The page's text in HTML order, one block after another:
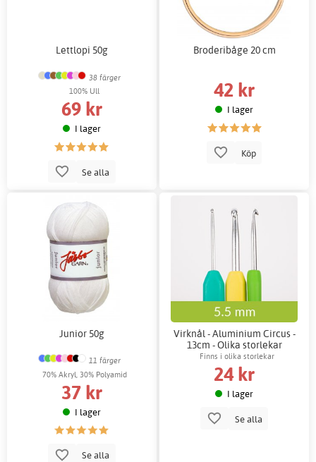
Lettlopi 50g
38 färger
100% Ull
69 kr
I lager
Se alla
Broderibåge 20 cm
42 kr
I lager
Köp
Junior 50g
11 färger
70% Akryl, 30% Polyamid
37 kr
I lager
Se alla
Virknål - Aluminium Circus -
13cm - Olika storlekar
Finns i olika storlekar
24 kr
I lager
Se alla